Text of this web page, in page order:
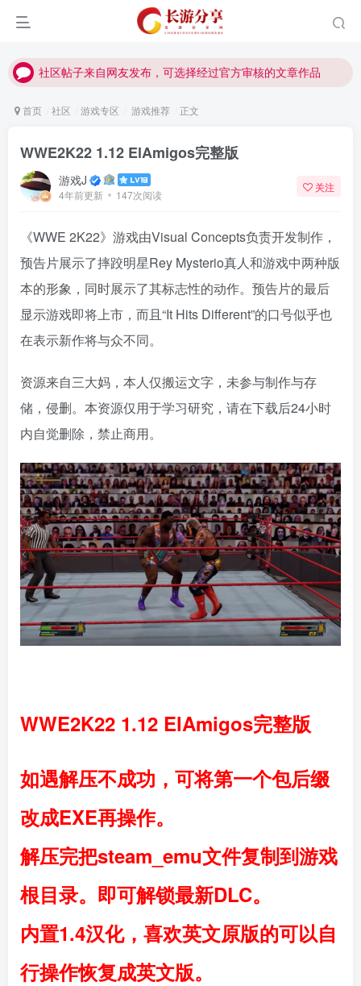
社区帖子来自网友发布，可选择经过官方审核的文章作品
社区帖子来自网友发布，可选择经过官方审核的文章作品
首页 社区 游戏专区 游戏推荐 正文
WWE2K22 1.12 ElAmigos完整版
游戏J
4年前更新 147次阅读
关注
《WWE 2K22》游戏由Visual Concepts负责开发制作，
预告片展示了摔跤明星Rey Mysterio真人和游戏中两种版
本的形象，同时展示了其标志性的动作。预告片的最后
显示游戏即将上市，而且“It Hits Different”的口号似乎也
在表示新作将与众不同。
资源来自三大妈，本人仅搬运文字，未参与制作与存
储，侵删。本资源仅用于学习研究，请在下载后24小时
内自觉删除，禁止商用。
WWE2K22 1.12 ElAmigos完整版
如遇解压不成功，可将第一个包后缀
改成EXE再操作。
解压完把steam_emu文件复制到游戏
根目录。即可解锁最新DLC。
内置1.4汉化，喜欢英文原版的可以自
行操作恢复成英文版。